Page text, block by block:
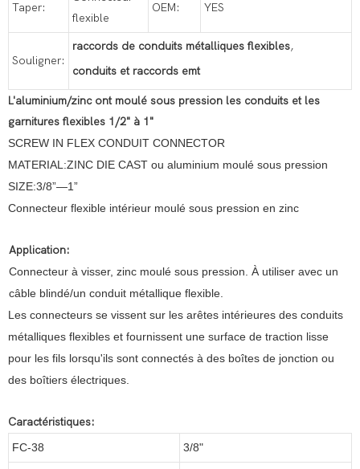
Taper:
flexible
OEM: YES
Souligner:
raccords de conduits métalliques flexibles,
conduits et raccords emt
L'aluminium/zinc ont moulé sous pression les conduits et les
garnitures flexibles 1/2" à 1"
SCREW IN FLEX CONDUIT CONNECTOR
MATERIAL:ZINC DIE CAST ou aluminium moulé sous pression
SIZE:3/8”—1”
Connecteur flexible intérieur moulé sous pression en zinc
Application:
Connecteur à visser, zinc moulé sous pression. À utiliser avec un
câble blindé/un conduit métallique flexible.
Les connecteurs se vissent sur les arêtes intérieures des conduits
métalliques flexibles et fournissent une surface de traction lisse
pour les fils lorsqu'ils sont connectés à des boîtes de jonction ou
des boîtiers électriques.
Caractéristiques:
FC-38 3/8"